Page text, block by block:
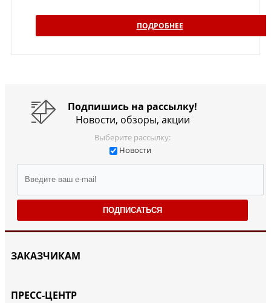
ПОДРОБНЕЕ
Подпишись на рассылку!
Новости, обзоры, акции
Выберите рассылку:
Новости
ПОДПИСАТЬСЯ
ЗАКАЗЧИКАМ
ПРЕСС-ЦЕНТР